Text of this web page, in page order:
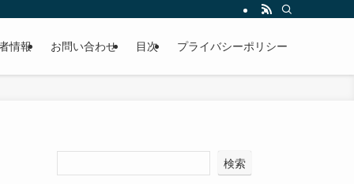
情報 お問い合わせ 目次 プライバシーポリシー
検索